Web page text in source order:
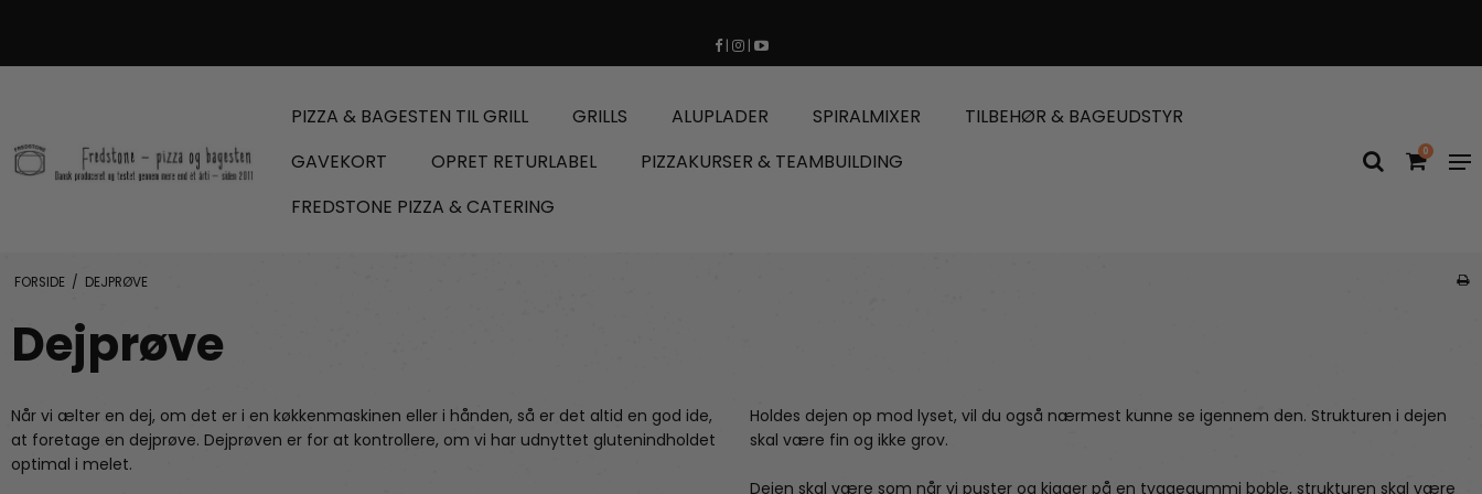
| |
PIZZA & BAGESTEN TIL GRILL GRILLS ALUPLADER SPIRALMIXER
TILBEHØR & BAGEUDSTYR
GAVEKORT
OPRET RETURLABEL
PIZZAKURSER & TEAMBUILDING
FREDSTONE PIZZA & CATERING
0
FORSIDE / DEJPRØVE
Dejprøve
Når vi ælter en dej, om det er i en køkkenmaskinen eller i hånden, så er det altid en god ide,
at foretage en dejprøve. Dejprøven er for at kontrollere, om vi har udnyttet glutenindholdet
optimal i melet.
Holdes dejen op mod lyset, vil du også nærmest kunne se igennem den. Strukturen i dejen
skal være fin og ikke grov.
Dejen skal være som når vi puster og kigger på en tyggegummi boble, strukturen skal være